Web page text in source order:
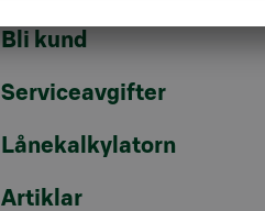
Bli kund
Serviceavgifter
Lånekalkylatorn
Artiklar